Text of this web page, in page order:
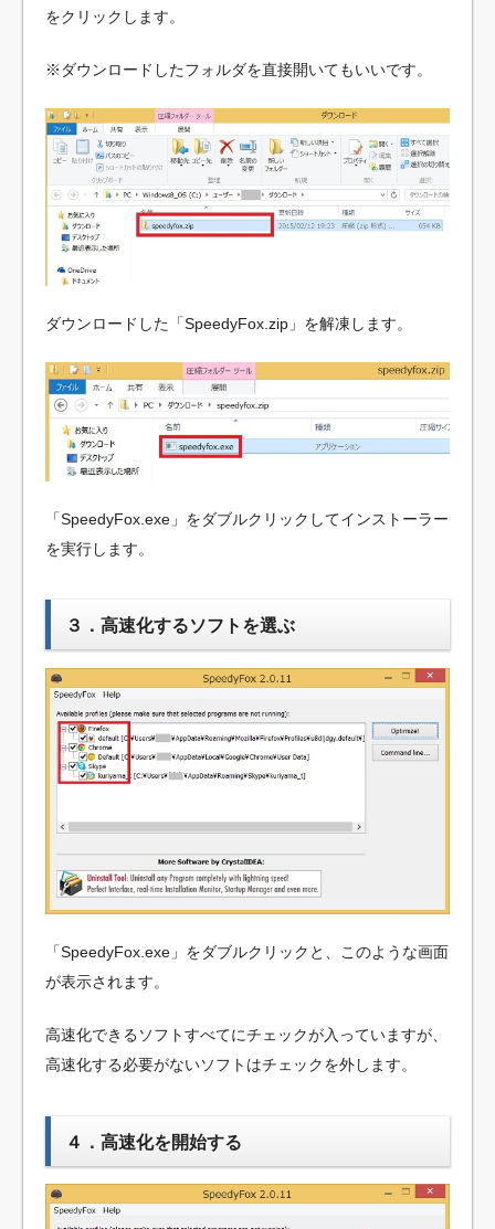
をクリックします。
※ダウンロードしたフォルダを直接開いてもいいです。
ダウンロードした「SpeedyFox.zip」を解凍します。
「SpeedyFox.exe」をダブルクリックしてインストーラー
を実行します。
３．高速化するソフトを選ぶ
「SpeedyFox.exe」をダブルクリックと、このような画面
が表示されます。
高速化できるソフトすべてにチェックが入っていますが、
高速化する必要がないソフトはチェックを外します。
４．高速化を開始する